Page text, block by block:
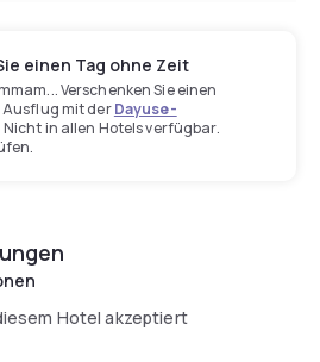
einen Tag ohne Zeit
Verschenken Sie einen
mit derDayuse-
Nicht in allen Hotels verfügbar.
Hotel akzeptiert